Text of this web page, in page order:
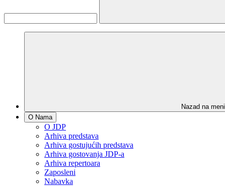
Nazad na meni
O Nama
O JDP
Arhiva predstava
Arhiva gostujućih predstava
Arhiva gostovanja JDP-a
Arhiva repertoara
Zaposleni
Nabavka